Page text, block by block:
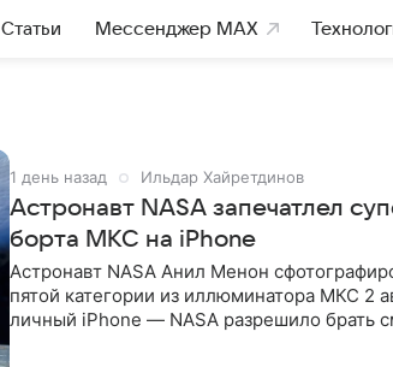
Статьи Мессенджер MAX
1 день назад Ильдар Хайретдинов
Астронавт NASA запечатлел
борта МКС на iPhone
Астронавт NASA Анил Менон
пятой категории из иллюминатора МКС 2
личный iPhone — NASA разрешило брать